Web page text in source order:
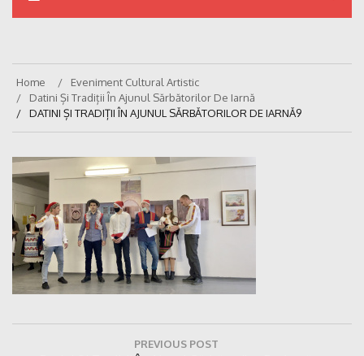
Home
Eveniment Cultural Artistic
Datini Și Tradiții În Ajunul Sărbătorilor De Iarnă
DATINI ȘI TRADIȚII ÎN AJUNUL SĂRBĂTORILOR DE IARNĂ9
PREVIOUS POST